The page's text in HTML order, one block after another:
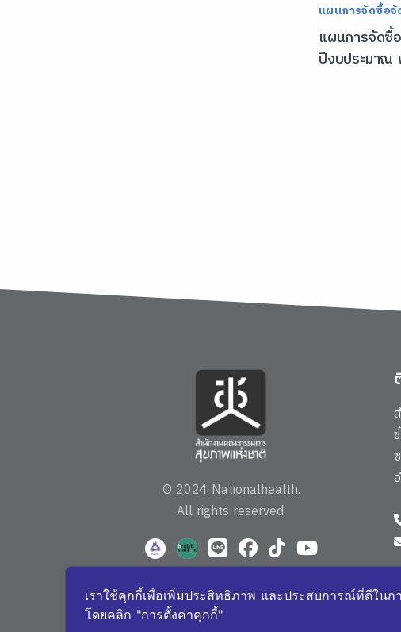
แผนการจัดซื้อจั
แผนการจัดซื้
ปีงบประมาณ
© 2024 Nationalhealth.
All rights reserved.
เราใช้คุกกี้เพื่อเพิ่มประสิทธิภาพ และประสบการณ์ที่ดีใน
โดยคลิก "การตั้งค่าคุกกี้"